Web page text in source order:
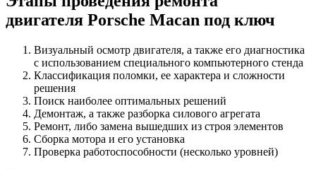
двигателя Porsche Macan под ключ
Визуальный осмотр двигателя, а также его диагностика
с использованием специального компьютерного стенда
Классификация поломки, ее характера и сложности
решения
Поиск наиболее оптимальных решений
Демонтаж, а также разборка силового агрегата
Ремонт, либо замена вышедших из строя элементов
Сборка мотора и его установка
Проверка работоспособности (несколько уровней)